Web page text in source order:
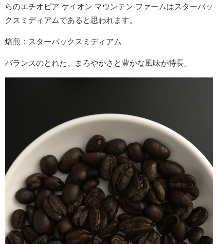
らのエチオピア ケイオン マウンテン ファームはスターバッ
クスミディアムであると思われます。
焙煎：スターバックスミディアム
バランスのとれた、まろやかさと豊かな風味が特長。